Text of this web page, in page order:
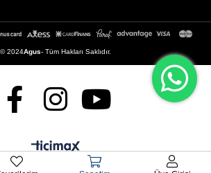
© 2024Agus- Tüm Hakları Saklıdır.